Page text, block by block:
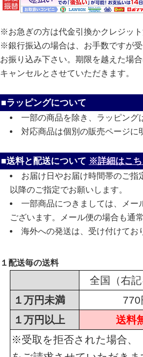
※お急ぎの方は代金引換かクレジッ
※銀行振込の場合は、お手数ですが
お振り込み下さい。期限を越えた場
キャンセルとさせていただきます。
■ラッピングについて
一部の商品を除き、ラッピング
対応商品は個別の販売ページに
■送料と配送について ※詳細はこち
お届け日やお届け時間帯のご
以降のご指定でお願いします。
一部商品につきましては、メー
ございます。メール便の場合も通
海外への発送は、受け付けてお
１配送毎の送料
全国（右記
１万円未満
770
１万円以上
送料
※受取を拒否された場合、